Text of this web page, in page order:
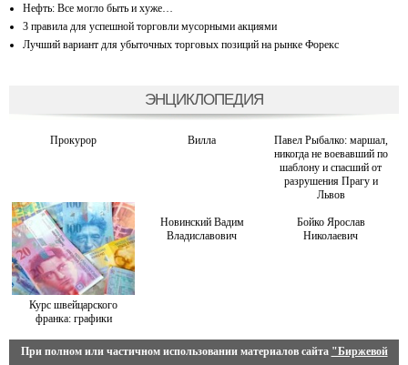
Нефть: Все могло быть и хуже…
3 правила для успешной торговли мусорными акциями
Лучший вариант для убыточных торговых позиций на рынке Форекс
ЭНЦИКЛОПЕДИЯ
Прокурор Вилла
Павел Рыбалко: маршал,
никогда не воевавший по
шаблону и спасший от
разрушения Прагу и
Львов
Курс швейцарского
франка: графики
Новинский Вадим
Владиславович
Бойко Ярослав
Николаевич
При полном или частичном использовании материалов сайта "Биржевой